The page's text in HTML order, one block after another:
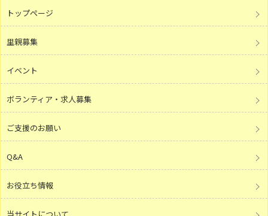
トップページ
里親募集
イベント
ボランティア・求人募集
ご支援のお願い
Q&A
お役立ち情報